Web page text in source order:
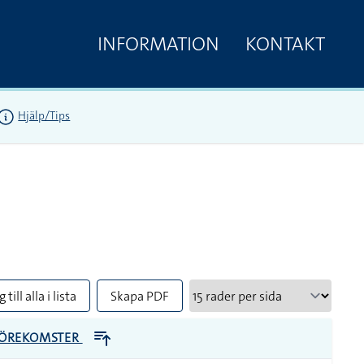
INFORMATION KONTAKT
Hjälp/Tips
till alla i lista Skapa PDF